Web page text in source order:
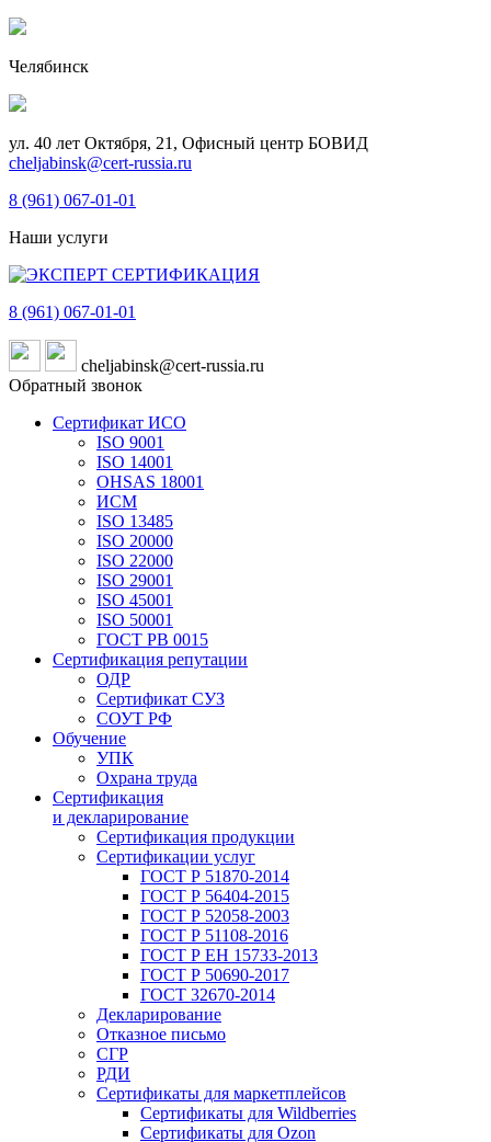
Челябинск
ул. 40 лет Октября, 21, Офисный центр БОВИД
cheljabinsk@cert-russia.ru
8 (961) 067-01-01
Наши услуги
8 (961) 067-01-01
cheljabinsk@cert-russia.ru
Обратный звонок
Сертификат ИСО
ISO 9001
ISO 14001
OHSAS 18001
ИСМ
ISO 13485
ISO 20000
ISO 22000
ISO 29001
ISO 45001
ISO 50001
ГОСТ РВ 0015
Сертификация репутации
ОДР
Сертификат СУЗ
СОУТ РФ
Обучение
УПК
Охрана труда
Сертификация
и декларирование
Сертификация продукции
Сертификации услуг
ГОСТ Р 51870-2014
ГОСТ Р 56404-2015
ГОСТ Р 52058-2003
ГОСТ Р 51108-2016
ГОСТ Р ЕН 15733-2013
ГОСТ Р 50690-2017
ГОСТ 32670-2014
Декларирование
Отказное письмо
СГР
РДИ
Сертификаты для маркетплейсов
Сертификаты для Wildberries
Сертификаты для Ozon